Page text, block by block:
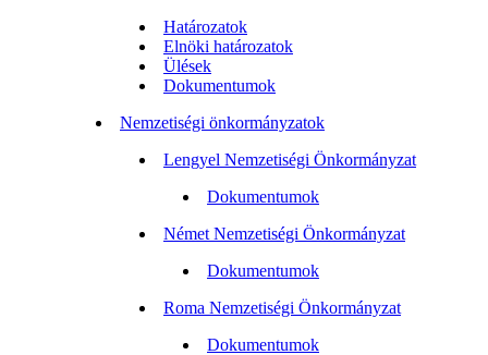
Határozatok
Elnöki határozatok
Ülések
Dokumentumok
Nemzetiségi önkormányzatok
Lengyel Nemzetiségi Önkormányzat
Dokumentumok
Német Nemzetiségi Önkormányzat
Dokumentumok
Roma Nemzetiségi Önkormányzat
Dokumentumok